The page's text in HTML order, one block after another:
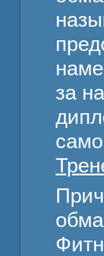
за